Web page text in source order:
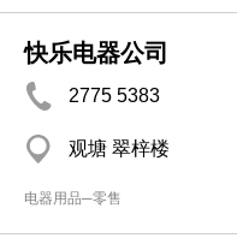
快乐电器公司
2775 5383
观塘 翠梓楼
电器用品─零售